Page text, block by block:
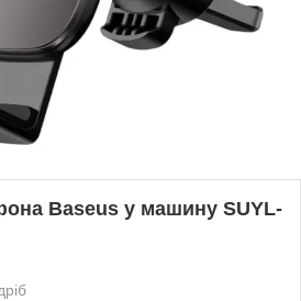
Baseus у машину SUYL-